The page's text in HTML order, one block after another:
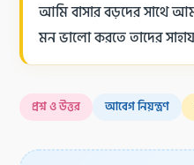
আমি বাসার বড়দের সাথে
মন ভালো করতে তাদের
প্রশ্ন ও উত্তর আবেগ নিয়ন্ত্রণ